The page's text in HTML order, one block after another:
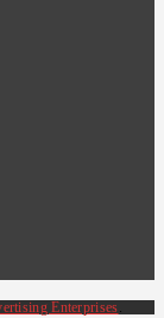
Enterprises.